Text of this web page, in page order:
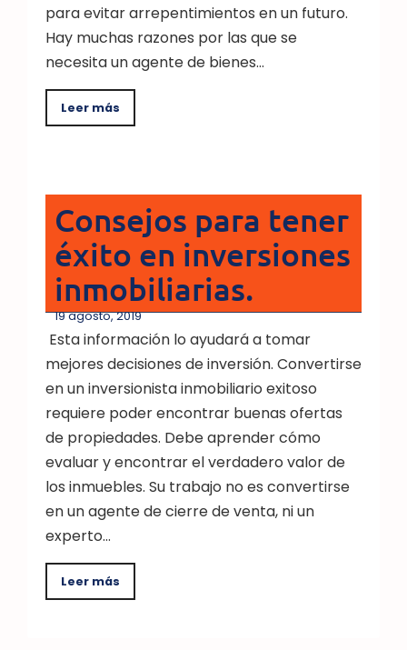
para evitar arrepentimientos en un futuro.
Hay muchas razones por las que se
necesita un agente de bienes…
Leer más
Consejos para tener
éxito en inversiones
inmobiliarias.
19 agosto, 2019
Esta información lo ayudará a tomar
mejores decisiones de inversión. Convertirse
en un inversionista inmobiliario exitoso
requiere poder encontrar buenas ofertas
de propiedades. Debe aprender cómo
evaluar y encontrar el verdadero valor de
los inmuebles. Su trabajo no es convertirse
en un agente de cierre de venta, ni un
experto…
Leer más